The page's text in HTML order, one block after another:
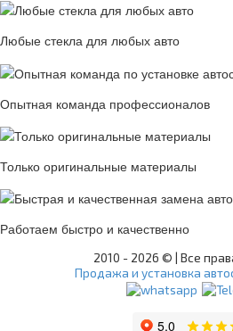
Любые стекла для любых авто
Опытная команда профессионалов
Только оригинальные материалы
Работаем быстро и качественно
2010 - 2026 © | Все
Продажа и установка